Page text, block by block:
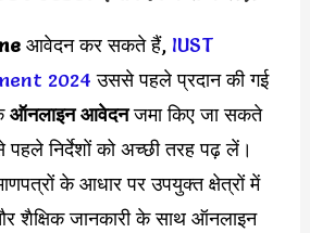
आवेदन कर सकते हैं, IUST
2024 उससे पहले प्रदान की गई
ऑनलाइन आवेदनजमा किए जा सकते
निर्देशों को अच्छी तरह पढ़ लें।
के आधार पर उपयुक्त क्षेत्रों में
शैक्षिक जानकारी के साथ ऑनलाइन